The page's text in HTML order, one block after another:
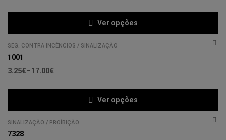
Ver opções
SEG. CONTRA INCÊNCIOS / SINALIZAÇÃO
1001
3.25€–17.00€
Ver opções
SINALIZAÇÃO / PROÍBIÇÃO
7328